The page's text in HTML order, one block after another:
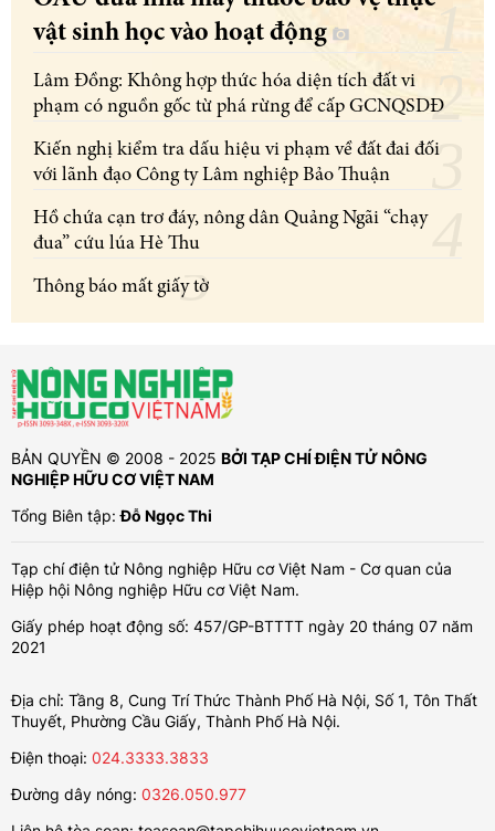
vật sinh học vào hoạt động
Lâm Đồng: Không hợp thức hóa diện tích đất vi
phạm có nguồn gốc từ phá rừng để cấp GCNQSDĐ
Kiến nghị kiểm tra dấu hiệu vi phạm về đất đai đối
với lãnh đạo Công ty Lâm nghiệp Bảo Thuận
Hồ chứa cạn trơ đáy, nông dân Quảng Ngãi “chạy
đua” cứu lúa Hè Thu
Thông báo mất giấy tờ
BẢN QUYỀN © 2008 - 2025 BỞI TẠP CHÍ ĐIỆN TỬ NÔNG
NGHIỆP HỮU CƠ VIỆT NAM
Tổng Biên tập:Đỗ Ngọc Thi
Tạp chí điện tử Nông nghiệp Hữu cơ Việt Nam - Cơ quan của
Hiệp hội Nông nghiệp Hữu cơ Việt Nam.
Giấy phép hoạt động số: 457/GP-BTTTT ngày 20 tháng 07 năm
2021
Địa chỉ: Tầng 8, Cung Trí Thức Thành Phố Hà Nội, Số 1, Tôn Thất
Thuyết, Phường Cầu Giấy, Thành Phố Hà Nội.
Điện thoại: 024.3333.3833
Đường dây nóng: 0326.050.977